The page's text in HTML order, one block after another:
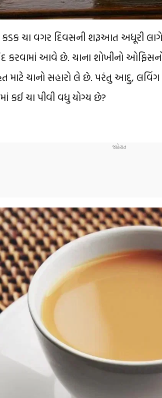
કડક ચા વગર દિવસની શરૂઆત અધૂરી
કરવામાં આવે છે. ચાના શોખીનો
માટે ચાનો સહારો લે છે. પરંતુ આદુ,
કઈ ચા પીવી વધુ યોગ્ય છે?